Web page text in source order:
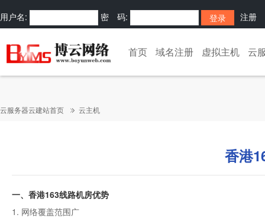
用户名: 密 码: 注册
首页 域名注册 虚拟主机 云
云服务器云建站首页 云主机
香港
一、香港163线路机房优势
1. 网络覆盖范围广